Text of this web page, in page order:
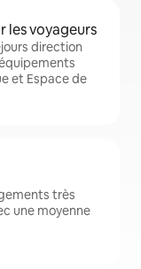
les voyageurs
direction
et Espace de
très
une moyenne